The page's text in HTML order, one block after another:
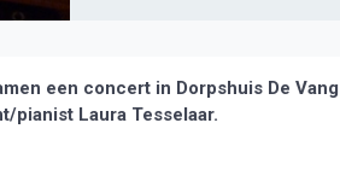
een concert in Dorpshuis De Vang
pianist Laura Tesselaar.